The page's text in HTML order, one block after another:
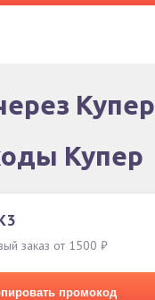
Купер
Купер
заказ от 1500 ₽
Копировать промокод